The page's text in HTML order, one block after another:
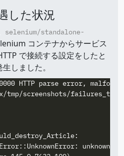
した状況
selenium/standalone-
コンテナからサービス
で接続する設定をしたと
しました。
HTTP parse error,
tmp/screenshots/
unknown error: